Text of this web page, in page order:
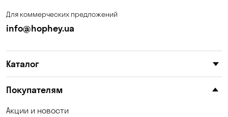
Для коммерческих предложений
info@hophey.ua
Каталог
Покупателям
Акции и новости